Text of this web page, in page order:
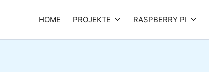
HOME PROJEKTE RASPBERRY PI